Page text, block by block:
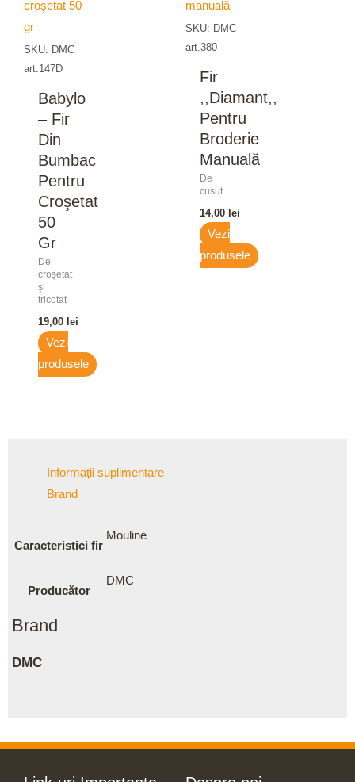
SKU: DMC
art.147D
Babylo
– Fir
Din
Bumbac
Pentru
Croşetat
50
Gr
De
croșetat
și
tricotat
19,00 lei
Vezi
produsele
SKU: DMC
art.380
Fir
,,Diamant,,
Pentru
Broderie
Manuală
De
cusut
14,00 lei
Vezi
produsele
Informații suplimentare
Brand
Caracteristici fir
Mouline
Producător
DMC
Brand
DMC